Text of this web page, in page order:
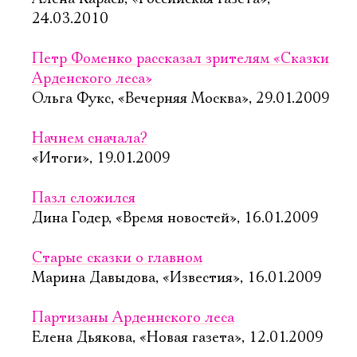
24.03.2010
Петр Фоменко рассказал зрителям «Сказки
Арденского леса»
Ольга Фукс, «Вечерняя Москва», 29.01.2009
Начнем сначала?
«Итоги», 19.01.2009
Пазл сложился
Дина Годер, «Время новостей», 16.01.2009
Старые сказки о главном
Марина Давыдова, «Известия», 16.01.2009
Партизаны Арденнского леса
Елена Дьякова, «Новая газета», 12.01.2009